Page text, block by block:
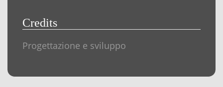
Credits
Progettazione e sviluppo